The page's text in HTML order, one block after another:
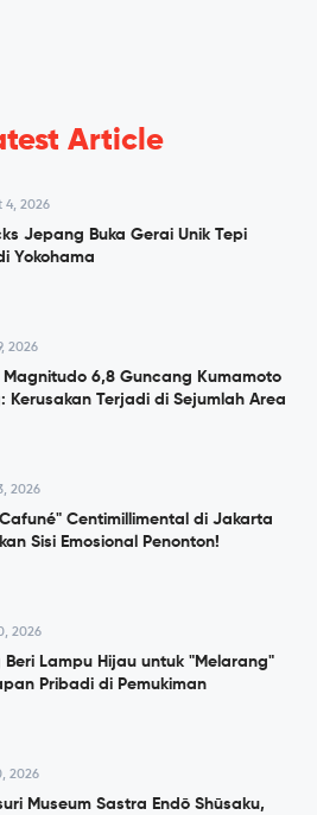
Article
4, 2026
Jepang Buka Gerai Unik Tepi
Yokohama
2026
6,8 Guncang Kumamoto
Kerusakan Terjadi di Sejumlah Area
2026
Centimillimental di Jakarta
Sisi Emosional Penonton!
2026
Lampu Hijau untuk "Melarang"
Pribadi di Pemukiman
2026
Museum Sastra Endō Shūsaku,